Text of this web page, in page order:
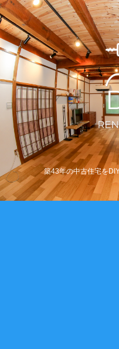
築43年の中古住宅を